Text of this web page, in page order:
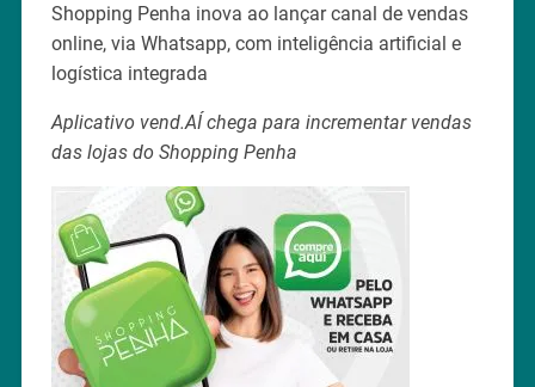
Shopping Penha inova ao lançar canal de vendas
online, via Whatsapp, com inteligência artificial e
logística integrada
Aplicativo vend.AÍ chega para incrementar vendas
das lojas do Shopping Penha